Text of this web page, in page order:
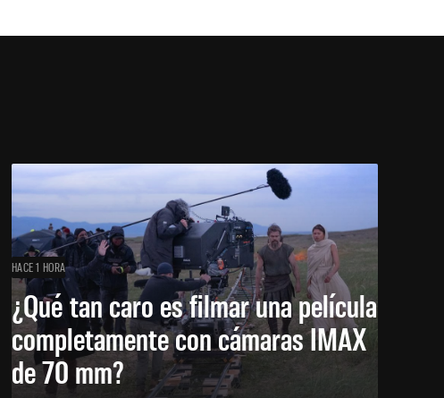
HACE 1 HORA
¿Qué tan caro es filmar una película
completamente con cámaras IMAX
de 70 mm?